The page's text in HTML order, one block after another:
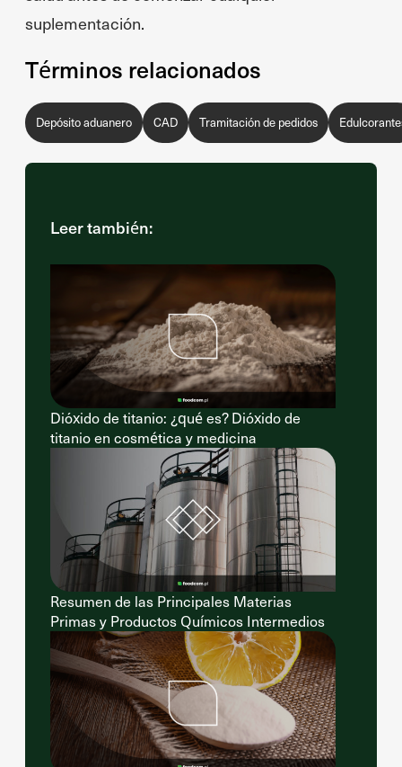
suplementación.
Términos relacionados
Depósito aduanero CAD Tramitación de pedidos
Leer también:
Dióxido de titanio: ¿qué es? Dióxido de
titanio en cosmética y medicina
Resumen de las Principales Materias
Primas y Productos Químicos Intermedios